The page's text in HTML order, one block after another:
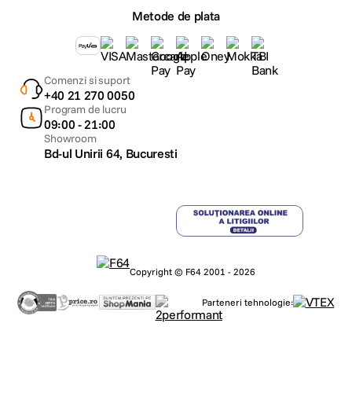
Metode de plata
Comenzi si suport
+40 21 270 0050
Program de lucru
09:00 - 21:00
Showroom
Bd-ul Unirii 64, Bucuresti
Copyright © F64 2001 - 2026
Parteneri tehnologie: